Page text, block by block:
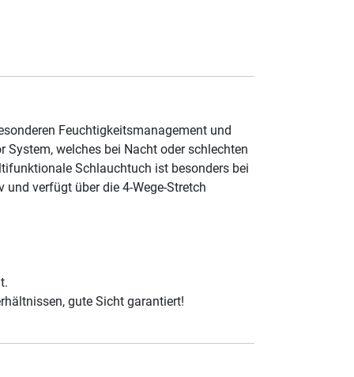
Feuchtigkeitsmanagement und
welches bei Nacht oder schlechten
Schlauchtuch ist besonders bei
verfügt über die 4-Wege-Stretch
gute Sicht garantiert!